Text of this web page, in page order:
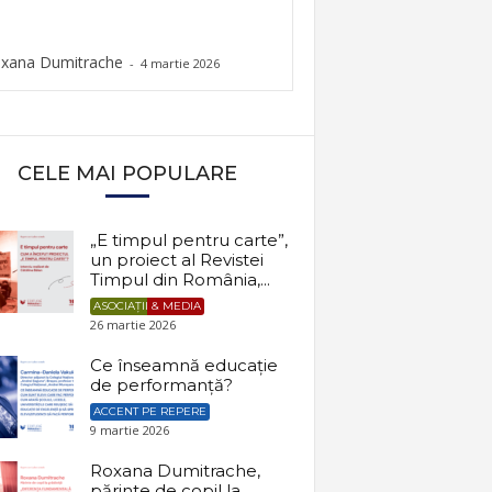
Dumitrache - 4 martie 2026
CELE MAI POPULARE
„E timpul pentru carte”,
un proiect al Revistei
Timpul din România,...
ASOCIAȚII & MEDIA
26 martie 2026
Ce înseamnă educație
de performanță?
ACCENT PE REPERE
9 martie 2026
Roxana Dumitrache,